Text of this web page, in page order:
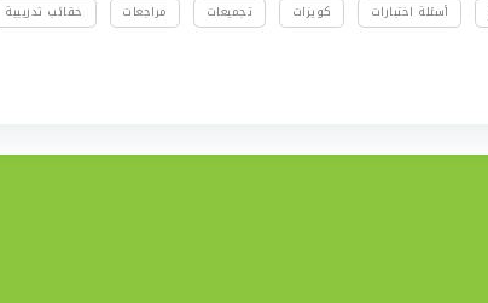
أسئلة اختبارات كويزات تجميعات مراجعات حقائب تدريبية